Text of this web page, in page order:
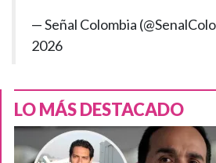
— Señal Colombia
2026
LO MÁS DESTACADO